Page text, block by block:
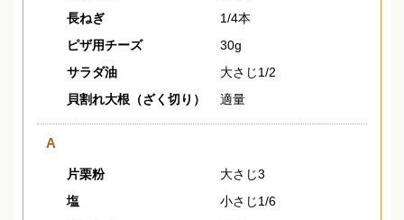
長ねぎ
1/4本
ピザ用チーズ
30g
サラダ油
大さじ1/2
貝割れ大根（ざく切り）
適量
A
片栗粉
大さじ3
塩
小さじ1/6